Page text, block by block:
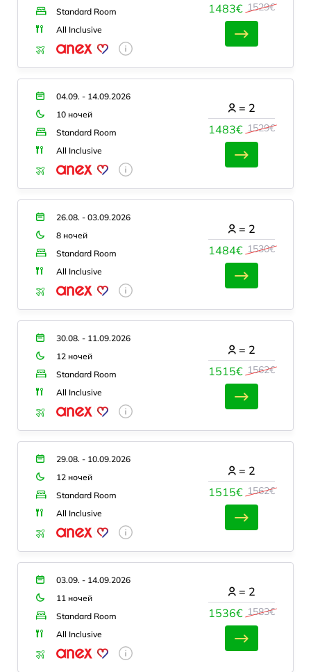
Standard Room
All Inclusive
1483€ 1529€
04.09. - 14.09.2026
10 ночей
Standard Room
All Inclusive
1483€ 1529€
= 2
26.08. - 03.09.2026
8 ночей
Standard Room
All Inclusive
1484€ 1530€
= 2
30.08. - 11.09.2026
12 ночей
Standard Room
All Inclusive
1515€ 1562€
= 2
29.08. - 10.09.2026
12 ночей
Standard Room
All Inclusive
1515€ 1562€
= 2
03.09. - 14.09.2026
11 ночей
Standard Room
All Inclusive
1536€ 1583€
= 2